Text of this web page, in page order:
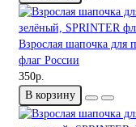
Взрослая шапочка для
флаг России
350р.
В корзину